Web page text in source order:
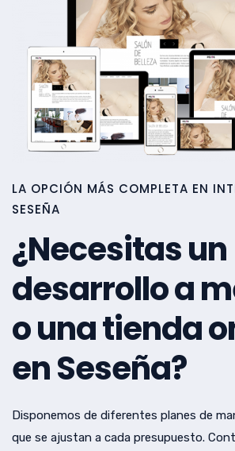
LA OPCIÓN MÁS COMPLETA EN
SESEÑA
¿Necesitas un
desarrollo a
o una tienda
en Seseña?
Disponemos de diferentes planes de
que se ajustan a cada presupuesto.